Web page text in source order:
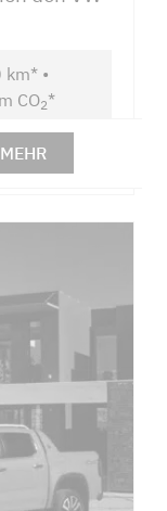
•
CO2*
MEHR